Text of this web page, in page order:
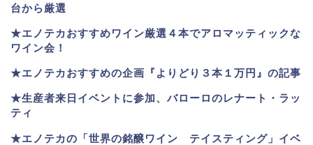
台から厳選
★エノテカおすすめワイン厳選４本でアロマッティックな
ワイン会！
★エノテカおすすめの企画『よりどり３本１万円』の記事
★生産者来日イベントに参加、バローロのレナート・ラッ
ティ
★エノテカの「世界の銘醸ワイン テイスティング」イベ